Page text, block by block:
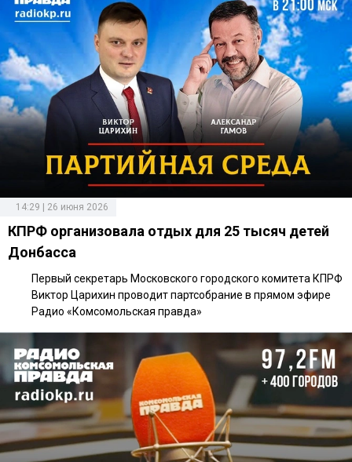
14:29 | 26 июня 2026
КПРФ организовала отдых для 25 тысяч детей
Донбасса
Первый секретарь Московского городского комитета КПРФ
Виктор Царихин проводит партсобрание в прямом эфире
Радио «Комсомольская правда»